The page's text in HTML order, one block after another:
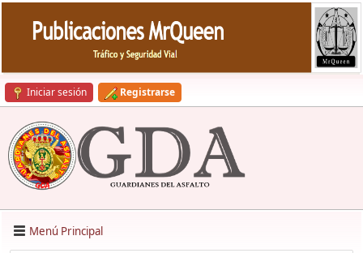
Iniciar sesión Registrarse
Menú Principal